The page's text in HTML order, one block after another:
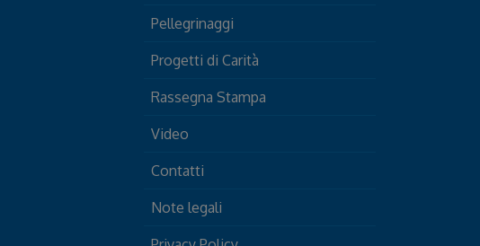
Pellegrinaggi
Progetti di Carità
Rassegna Stampa
Video
Contatti
Note legali